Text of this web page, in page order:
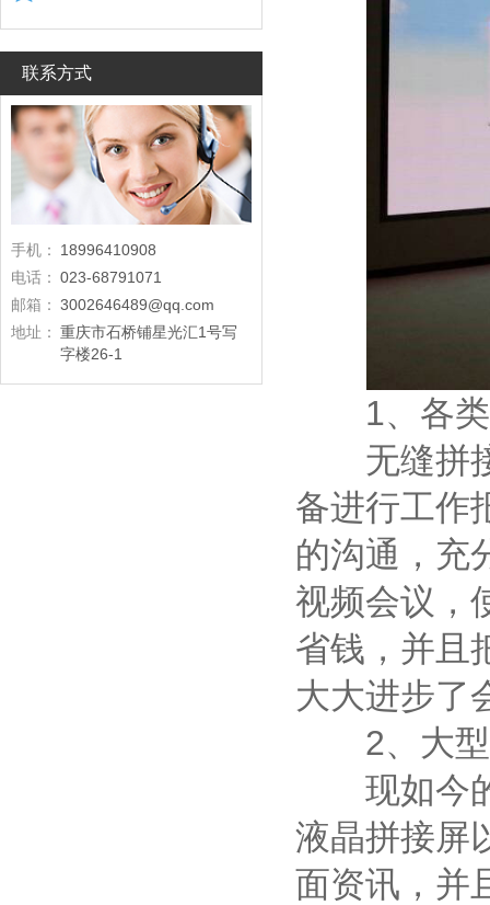
联系方式
手机：
18996410908
电话： 023-68791071
邮箱： 3002646489@qq.com
地址： 重庆市石桥铺星光汇1号写
字楼26-1
1、各类
无缝拼接
备进行工作
的沟通，充
视频会议，
省钱，并且
大大进步了
2、大型
现如今的
液晶拼接屏
面资讯，并